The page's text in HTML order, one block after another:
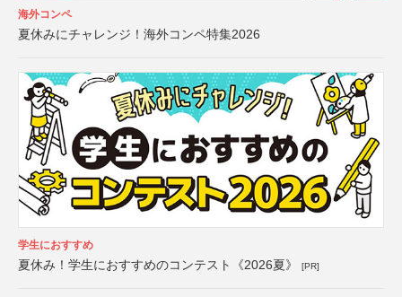
海外コンペ
夏休みにチャレンジ！海外コンペ特集2026
学生におすすめ
夏休み！学生におすすめのコンテスト《2026夏》 [PR]